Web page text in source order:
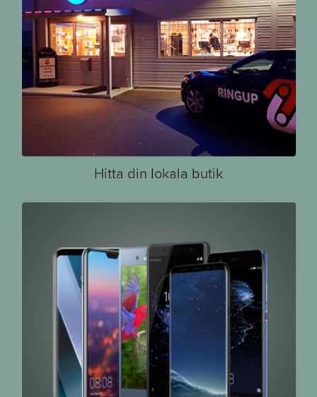
Hitta din lokala butik